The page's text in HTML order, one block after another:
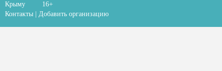
Крыму
16+
Контакты
Добавить организацию